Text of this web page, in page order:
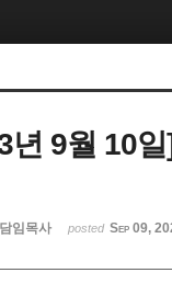
년 9월 10
임목사 posted Sep 09,